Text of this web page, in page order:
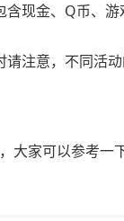
现金、Q币、
注意，不同活
大家可以参考一下